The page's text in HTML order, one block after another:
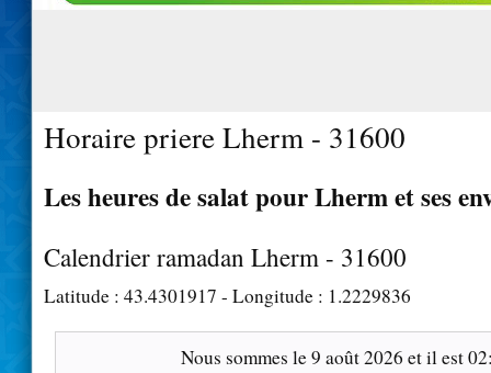
Horaire priere Lherm - 31600
Les heures de salat pour Lherm et ses
Calendrier ramadan Lherm - 31600
Latitude : 43.4301917 - Longitude : 1.2229836
Nous sommes le9 août 2026 et il est